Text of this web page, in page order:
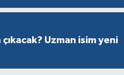
Uzman isim yeni